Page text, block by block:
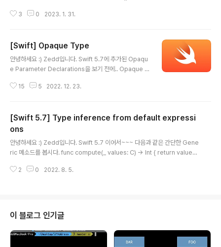
thod 'testMethod()' can not be referenced from a non-isolated c
r in Swift 6 3. Cannot access property 'disposeBag' he..
3 0 2023. 1. 31.
[Swift] Opaque Type
안녕하세요 :) Zedd입니다. Swift 5.7에 추가된 Opaqu
e Parameter Declarations을 보기 전에.. Opaque T
었습니다. Opaque Type을 직역하면 불분명한 타입 정
ric (갑자기) 우리에게 익숙한 Generic을 보겠습니다. str
uct Stack { var items: [Element] = [] mutating fun
c push(_ item: Element) { items.append(item) } m
utating func pop() -> Element { return item..
15 5 2022. 12. 23.
[Swift 5.7] Type inference from default expressi
ons
안녕하세요 :) Zedd입니다. Swift 5.7 이어서~~~ 다음과 같은 간단한 Gene
ric 메소드를 봅시다. func compute(_ values: C) -> Int { return values.
를 받도록 되어있습니다. func compute(_ values: C) -> Int { return valu
2 0 2022. 8. 5.
이 블로그 인기글